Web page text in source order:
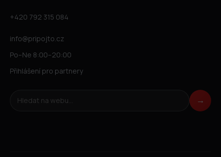
+420 792 315 084
info@pripojto.cz
Po–Ne 8:00–20:00
Přihlášení pro partnery
Hledat na webu →